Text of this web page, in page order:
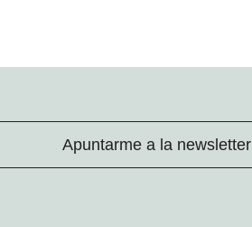
Apuntarme a la newsletter